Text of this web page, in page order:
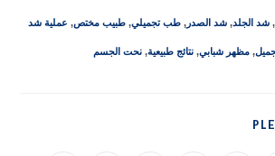
, شد الجلد, شد الصدر, طب تجميلي, طبيب مختص, عملية شد
, مظهر شبابي, نتائج طبيعية, نحت الجسم